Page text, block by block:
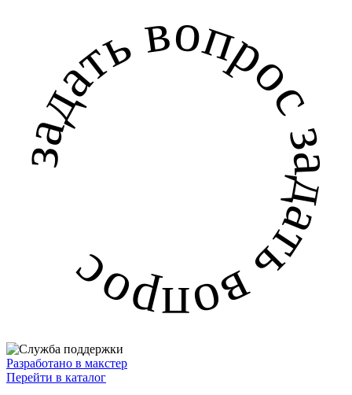
задать вопрос задать вопрос
Разработано в макстер
Перейти в каталог